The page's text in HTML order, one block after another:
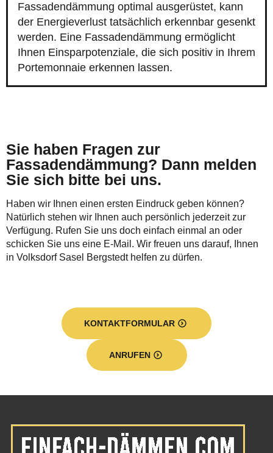
Fassadendämmung optimal ausgerüstet, kann
der Energieverlust tatsächlich erkennbar gesenkt
werden. Eine Fassadendämmung ermöglicht
Ihnen Einsparpotenziale, die sich positiv in Ihrem
Portemonnaie erkennen lassen.
Sie haben Fragen zur
Fassadendämmung? Dann melden
Sie sich bitte bei uns.
Haben wir Ihnen einen ersten Eindruck geben können?
Natürlich stehen wir Ihnen auch persönlich jederzeit zur
Verfügung. Rufen Sie uns doch einfach einmal an oder
schicken Sie uns eine E-Mail. Wir freuen uns darauf, Ihnen
in Volksdorf Sasel Bergstedt helfen zu dürfen.
KONTAKTFORMULAR
ANRUFEN